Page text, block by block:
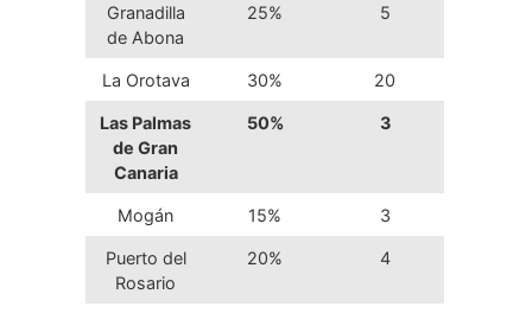
Granadilla
de Abona
25% 5
La Orotava 30% 20
Las Palmas
de Gran
Canaria
50% 3
Mogán 15% 3
Puerto del
Rosario
20% 4